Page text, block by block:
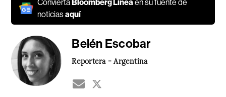
ConviertaBloomberg Línea en su fuente de
noticiasaquí
Belén Escobar
Reportera - Argentina